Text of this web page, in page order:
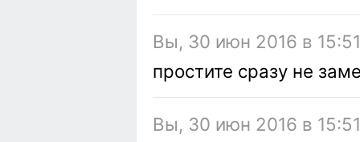
Вы, 30 июн 2016 в
простите сразу не
Вы, 30 июн 2016 в